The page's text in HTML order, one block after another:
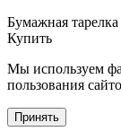
Бумажная
Купить
Мы используем
пользования
Принять